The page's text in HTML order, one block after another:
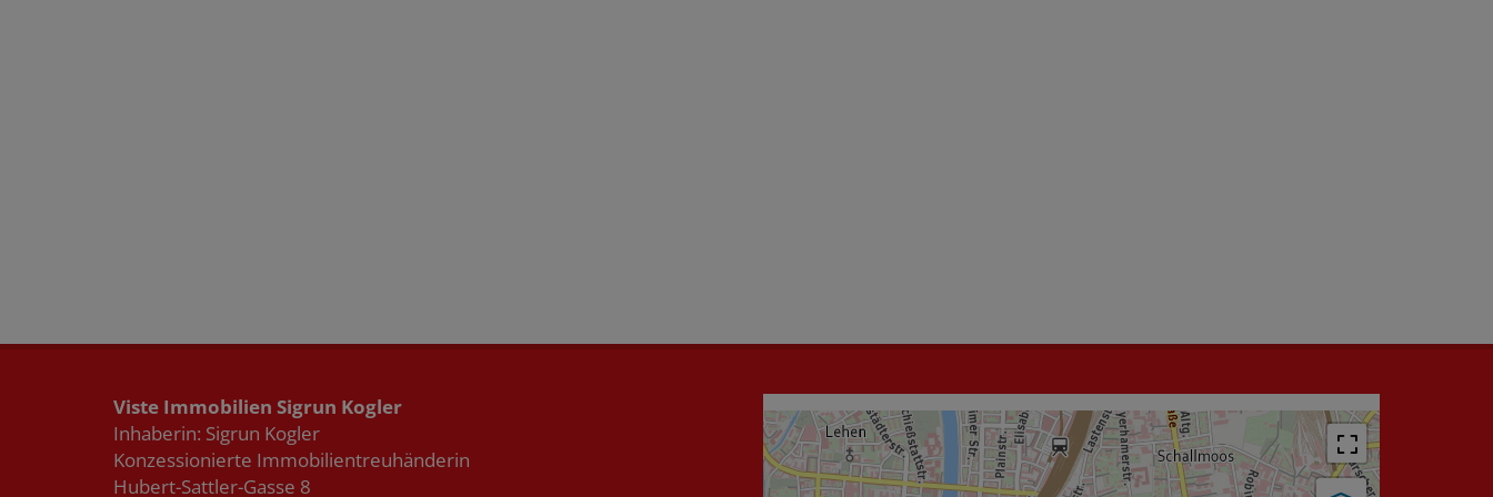
Viste Immobilien Sigrun Kogler
Inhaberin: Sigrun Kogler
Konzessionierte Immobilientreuhänderin
Hubert-Sattler-Gasse 8